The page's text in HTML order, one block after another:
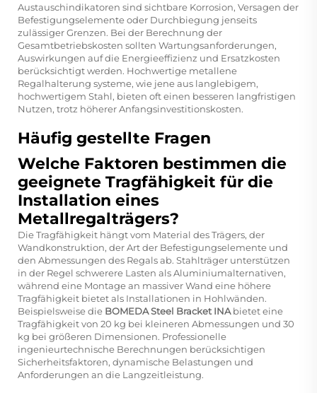
Austauschindikatoren sind sichtbare Korrosion, Versagen der
Befestigungselemente oder Durchbiegung jenseits
zulässiger Grenzen. Bei der Berechnung der
Gesamtbetriebskosten sollten Wartungsanforderungen,
Auswirkungen auf die Energieeffizienz und Ersatzkosten
berücksichtigt werden. Hochwertige metallene
Regalhalterung systeme, wie jene aus langlebigem,
hochwertigem Stahl, bieten oft einen besseren langfristigen
Nutzen, trotz höherer Anfangsinvestitionskosten.
Häufig gestellte Fragen
Welche Faktoren bestimmen die
geeignete Tragfähigkeit für die
Installation eines
Metallregalträgers?
Die Tragfähigkeit hängt vom Material des Trägers, der
Wandkonstruktion, der Art der Befestigungselemente und
den Abmessungen des Regals ab. Stahlträger unterstützen
in der Regel schwerere Lasten als Aluminiumalternativen,
während eine Montage an massiver Wand eine höhere
Tragfähigkeit bietet als Installationen in Hohlwänden.
Beispielsweise die BOMEDA Steel Bracket INAbietet eine
Tragfähigkeit von 20 kg bei kleineren Abmessungen und 30
kg bei größeren Dimensionen. Professionelle
ingenieurtechnische Berechnungen berücksichtigen
Sicherheitsfaktoren, dynamische Belastungen und
Anforderungen an die Langzeitleistung.